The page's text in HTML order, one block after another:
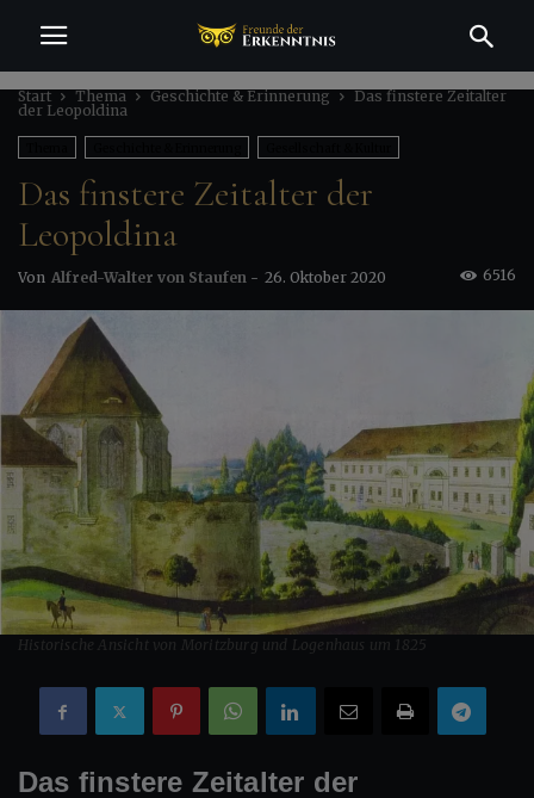
Start Thema Geschichte & Erinnerung
Das finstere Zeitalter
der Leopoldina
Politik & Macht
Wissenschaft & Technik
Das finstere Zeitalter der
Leopoldina
Von Alfred-Walter von Staufen - 26. Oktober 2020 6516
Historische Ansicht von Moritzburg und Logenhaus um 1825
Das finstere Zeitalter der